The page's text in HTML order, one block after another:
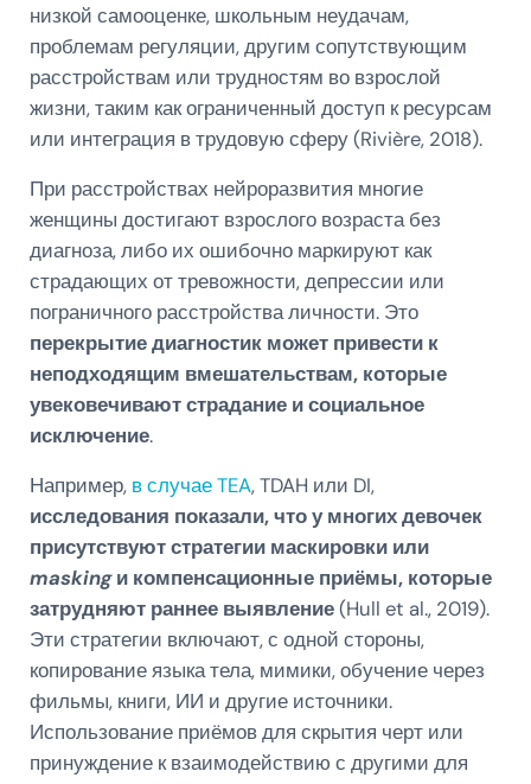
низкой самооценке, школьным неудачам,
проблемам регуляции, другим сопутствующим
расстройствам или трудностям во взрослой
жизни, таким как ограниченный доступ к ресурсам
или интеграция в трудовую сферу (Rivière, 2018).
При расстройствах нейроразвития многие
женщины достигают взрослого возраста без
диагноза, либо их ошибочно маркируют как
страдающих от тревожности, депрессии или
пограничного расстройства личности. Это
перекрытие диагностик может привести к
неподходящим вмешательствам, которые
увековечивают страдание и социальное
исключение.
Например, в случае TEA, TDAH или DI,
исследования показали, что у многих девочек
присутствуют стратегии маскировки или
maskingи компенсационные приёмы, которые
затрудняют раннее выявление(Hull et al., 2019).
Эти стратегии включают, с одной стороны,
копирование языка тела, мимики, обучение через
фильмы, книги, ИИ и другие источники.
Использование приёмов для скрытия черт или
принуждение к взаимодействию с другими для